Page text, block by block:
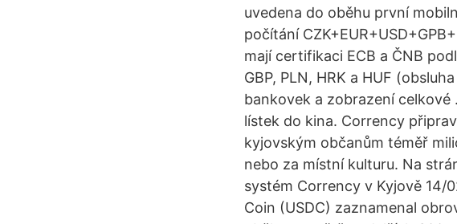
uvedena do oběhu první
počítání
mají certifikaci ECB a ČNB
GBP, PLN, HRK a HUF
bankovek a zobrazení
lístek do kina. Corrency
kyjovským občanům téměř
nebo za místní kulturu. Na
systém Corrency v Kyjově 14/
Coin (USDC) zaznamenal